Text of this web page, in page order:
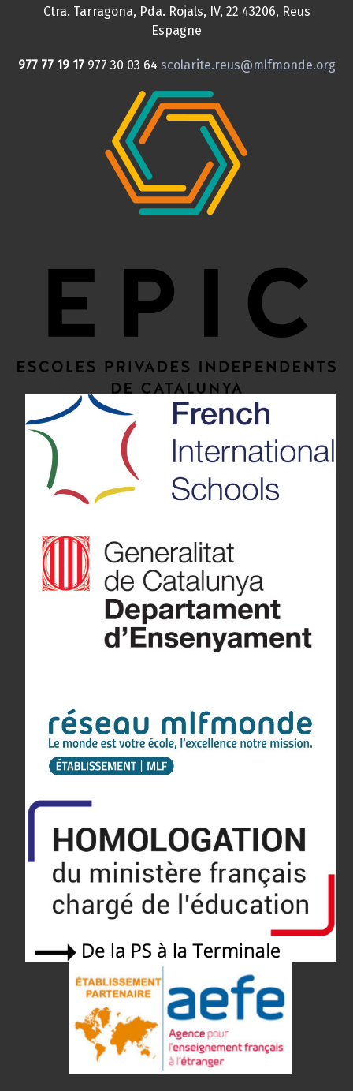
Ctra. Tarragona, Pda. Rojals, IV, 22 43206, Reus
Espagne
977 77 19 17 977 30 03 64 scolarite.reus@mlfmonde.org